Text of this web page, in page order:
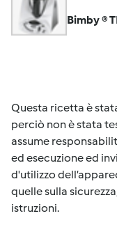
Bimby ®
Questa ricetta è
perciò non è stata
assume
ed esecuzione ed
d'utilizzo
quelle sulla
istruzioni.